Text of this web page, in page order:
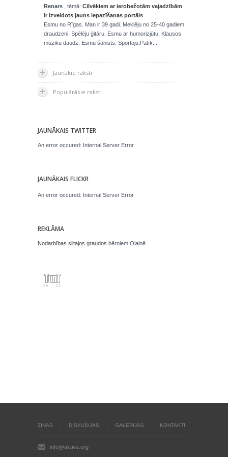
Renars , tēmā: Cilvēkiem ar ierobežotām vajadzībām
ir izveidots jauns iepazīšanas portāls
Esmu no Rīgas. Man ir 39 gadi. Meklēju no 25-40 gadiem
draudzeni. Spēlēju ģitāru. Esmu ar humorizjūtu. Klausos
mūziku daudz. Esmu šahists. Sportoju.Patīk...
Jaunākie raksti
Populārākie raksti
JAUNĀKAIS TWITTER
An error occured: Internal Server Error
JAUNĀKAIS FLICKR
An error occured: Internal Server Error
REKLĀMA
Nodarbības siltajos graudos bērniem Olainē
ZIŅAS DISKUSIJAS GALERIJAS KONTAKTI
info@aktivs.org